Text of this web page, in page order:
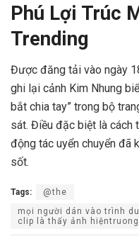
Phú Lợi Trúc
Trending
Được đăng tải vào ngày
ghi lại cảnh Kim Nhung
bắt chia tay” trong bộ
sát. Điều đặc biệt là cách
động tác uyển chuyển đã
sốt.
Tags:
@the
mọi người dán vào trình
clip là thấy ảnh hiệntruong